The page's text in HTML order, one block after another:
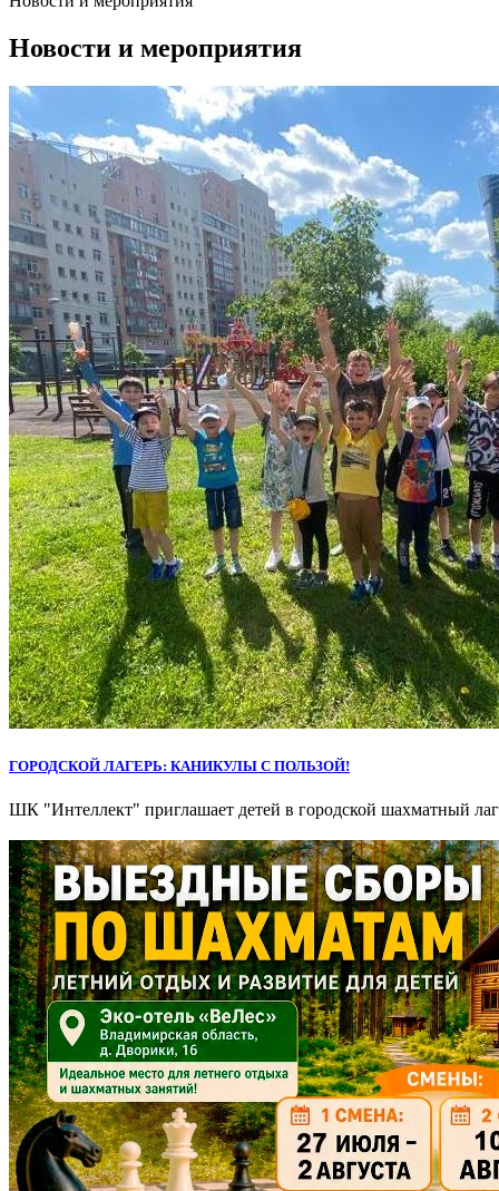
Новости и мероприятия
ГОРОДСКОЙ ЛАГЕРЬ: КАНИКУЛЫ С ПОЛЬЗОЙ!
ШК "Интеллект" приглашает детей в городской шахматный